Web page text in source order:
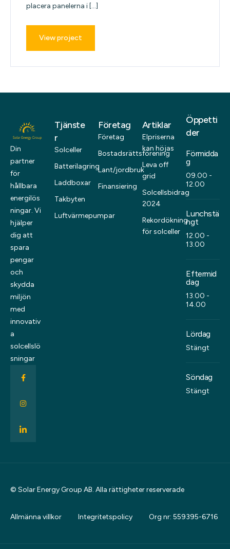
placera panelerna i […]
View project
Din
partner
för
hållbara
energilös
ningar. Vi
hjälper
dig att
spara
pengar
och
skydda
miljön
med
innovativ
a
solcellslö
sningar
Tjänste
r
Solceller
Batterilagring
Laddboxar
Takbyten
Luftvärmepumpar
Företag
Företag
Bostadsrättsförening
Lant/jordbruk
Finansiering
Artiklar
Elpriserna
kan höjas
Leva off
grid
Solcellsbidrag
2024
Rekordökning
för solceller
Öppetti
der
Förmidda
g
09.00 -
12.00
Lunchstä
ngt
12.00 -
13.00
Eftermid
dag
13.00 -
14.00
Lördag
Stängt
Söndag
Stängt
© Solar Energy Group AB. Alla rättigheter reserverade
Allmänna villkor Integritetspolicy Org nr: 559395-6716